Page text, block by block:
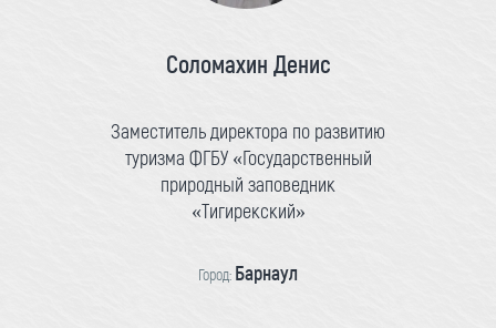
Соломахин Денис
Заместитель директора по развитию
туризма ФГБУ «Государственный
природный заповедник
«Тигирекский»
Город: Барнаул